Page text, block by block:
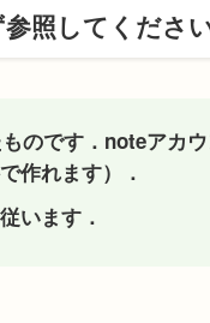
してくださ
のです．noteアカ
作れます）．
います．